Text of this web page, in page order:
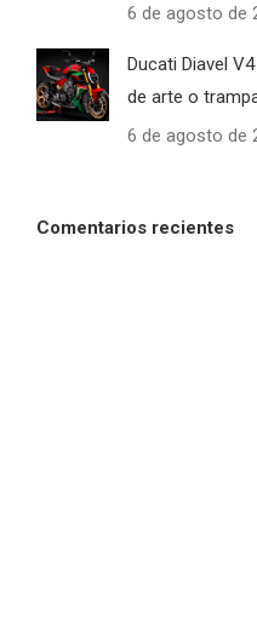
6 de agosto de
Ducati Diavel
de arte o
6 de agosto de
Comentarios recientes